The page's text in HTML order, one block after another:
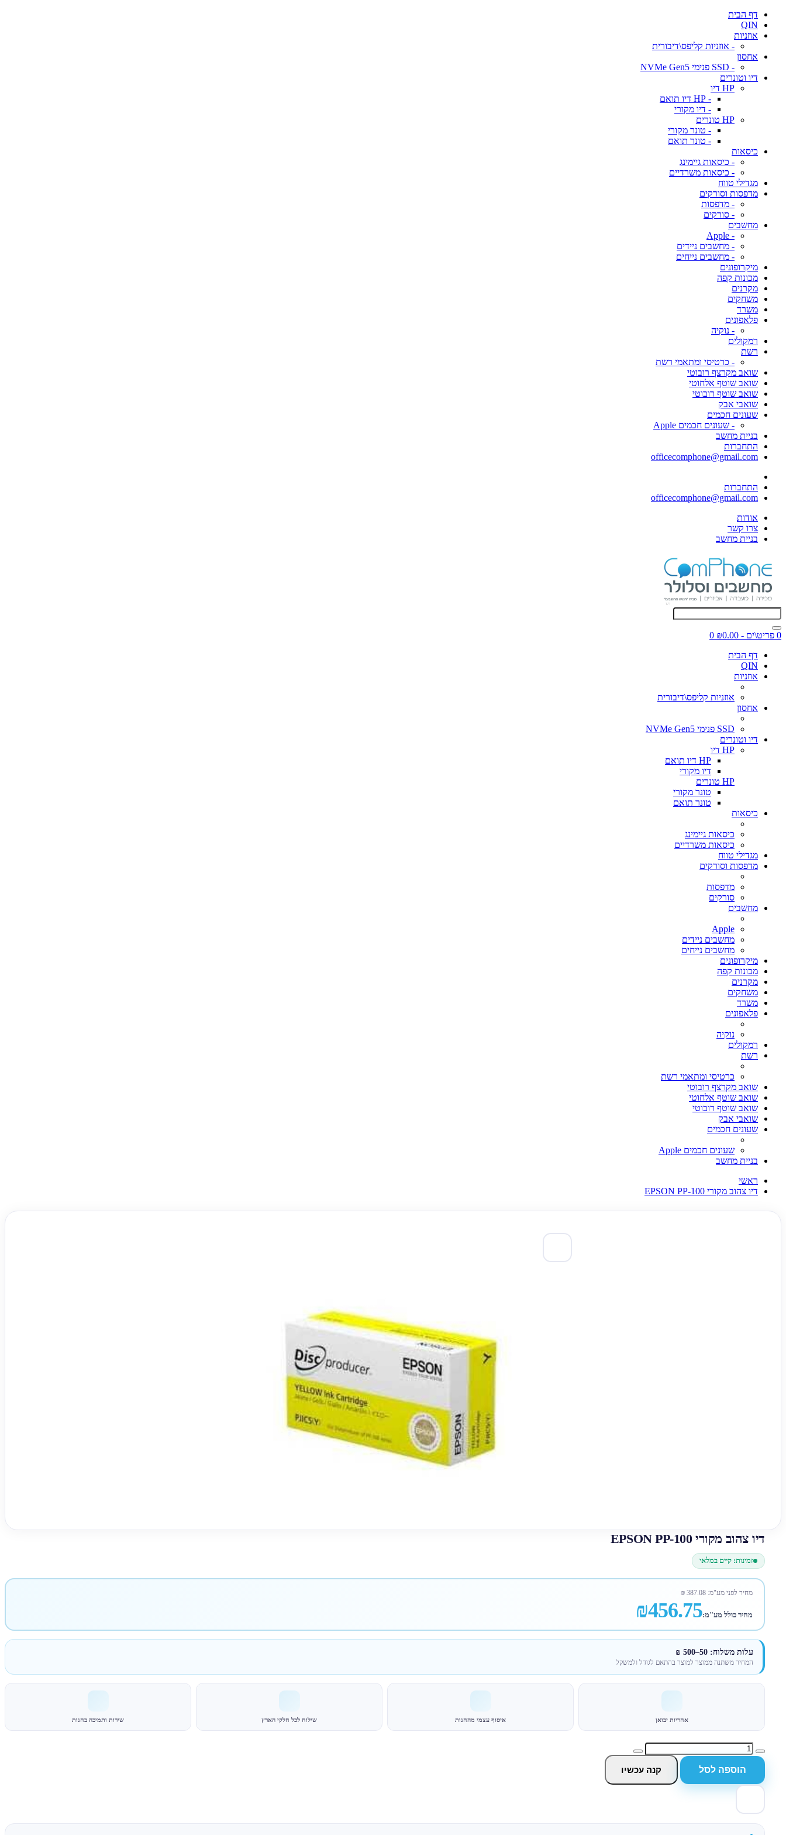
דף הבית
QIN
אוזניות
- אוזניות קליפס\דיבורית
אחסון
- SSD פנימי NVMe Gen5
דיו וטונרים
HP דיו
- HP דיו תואם
- דיו מקורי
HP טונרים
- טונר מקורי
- טונר תואם
כיסאות
- כיסאות גיימינג
- כיסאות משרדיים
מגדילי טווח
מדפסות וסורקים
- מדפסות
- סורקים
מחשבים
- Apple
- מחשבים ניידים
- מחשבים נייחים
מיקרופונים
מכונות קפה
מקרנים
משחקים
משרד
פלאפונים
- נוקיה
רמקולים
רשת
- כרטיסי ומתאמי רשת
שואב מקרצף רובוטי
שואב שוטף אלחוטי
שואב שוטף רובוטי
שואבי אבק
שעונים חכמים
- שעונים חכמים Apple
בניית מחשב
התחברות
officecomphone@gmail.com
התחברות
officecomphone@gmail.com
אודות
צרו קשר
בניית מחשב
0 פריט\ים - ₪0.00
0
דף הבית
QIN
אוזניות
אוזניות קליפס\דיבורית
אחסון
SSD פנימי NVMe Gen5
דיו וטונרים
HP דיו
HP דיו תואם
דיו מקורי
HP טונרים
טונר מקורי
טונר תואם
כיסאות
כיסאות גיימינג
כיסאות משרדיים
מגדילי טווח
מדפסות וסורקים
מדפסות
סורקים
מחשבים
Apple
מחשבים ניידים
מחשבים נייחים
מיקרופונים
מכונות קפה
מקרנים
משחקים
משרד
פלאפונים
נוקיה
רמקולים
רשת
כרטיסי ומתאמי רשת
שואב מקרצף רובוטי
שואב שוטף אלחוטי
שואב שוטף רובוטי
שואבי אבק
שעונים חכמים
שעונים חכמים Apple
בניית מחשב
ראשי
דיו צהוב מקורי EPSON PP-100
דיו צהוב מקורי EPSON PP-100
זמינות: קיים במלאי
מחיר לפני מע"מ:387.08
₪
מחיר כולל מע"מ:₪456.75
עלות משלוח: 50–500 ₪
המחיר משתנה ממוצר למוצר בהתאם לגודל ולמשקל
אחריות יבואן איסוף עצמי מהחנות שילוח לכל חלקי הארץ שירות ותמיכה בחנות
הוספה לסל קנה עכשיו